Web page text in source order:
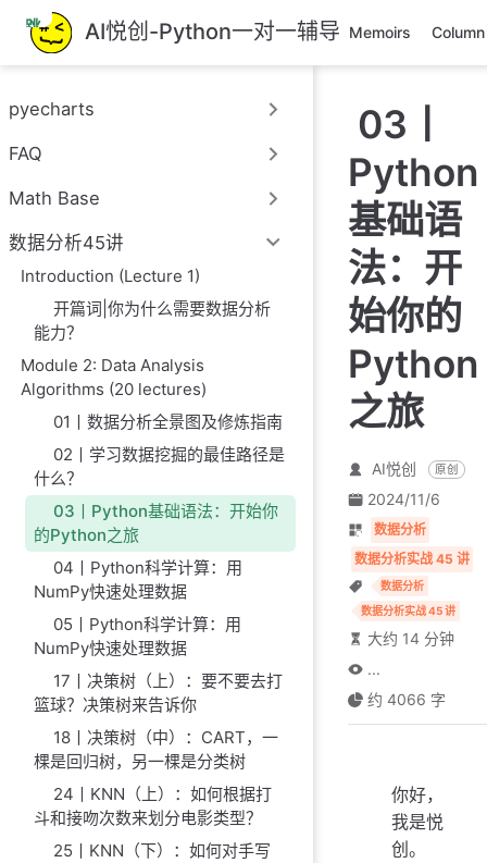
跳
至
主
內
AI悦创-Python一对一辅导 Memoirs Column
pyecharts
FAQ
Math Base
数据分析45讲
Introduction (Lecture 1)
开篇词|你为什么需要数据分析
能力？
Module 2: Data Analysis
Algorithms (20 lectures)
01丨数据分析全景图及修炼指南
02丨学习数据挖掘的最佳路径是
什么？
03丨Python基础语法：开始你
的Python之旅
04丨Python科学计算：用
NumPy快速处理数据
05丨Python科学计算：用
NumPy快速处理数据
17丨决策树（上）：要不要去打
篮球？决策树来告诉你
18丨决策树（中）：CART，一
棵是回归树，另一棵是分类树
24丨KNN（上）：如何根据打
斗和接吻次数来划分电影类型？
25丨KNN（下）：如何对手写
03丨
Python
基础语
法：开
始你的
Python
之旅
AI悦创 原创
2024/11/6
数据分析
数据分析实战 45 讲
数据分析
数据分析实战 45 讲
大约 14 分钟
...
约 4066 字
你好，
我是悦
创。